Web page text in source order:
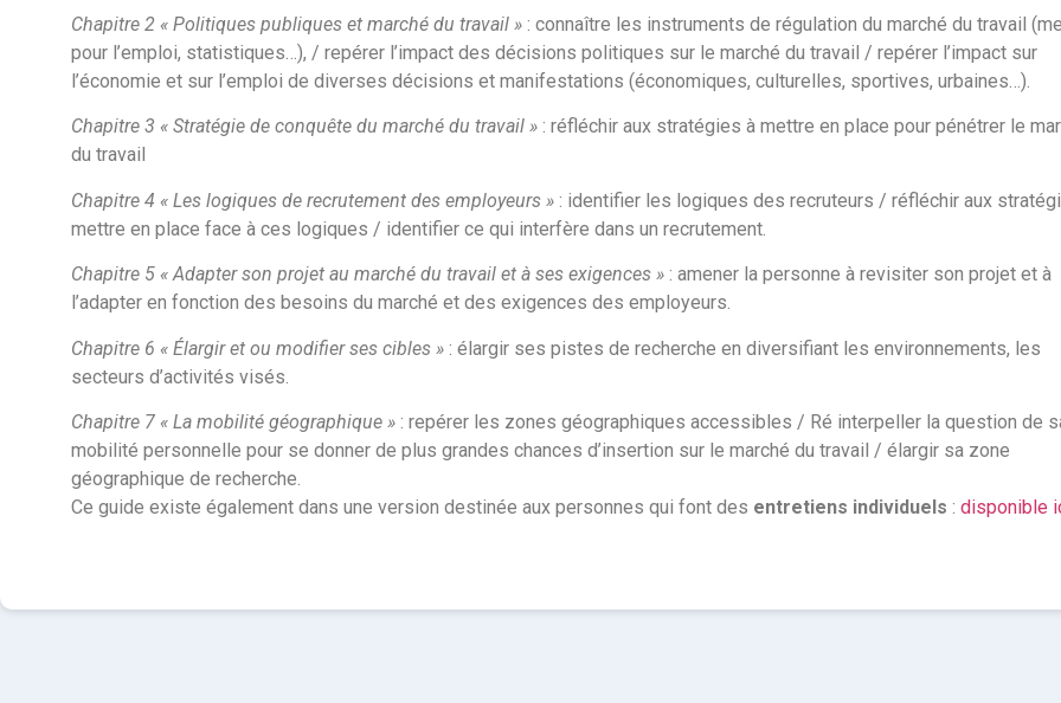
Chapitre 2 « Politiques publiques et marché du travail » : connaître les instruments de régulation du marché du travail
pour l’emploi, statistiques…), / repérer l’impact des décisions politiques sur le marché du travail / repérer l’impact sur
l’économie et sur l’emploi de diverses décisions et manifestations (économiques, culturelles, sportives, urbaines…).
Chapitre 3 « Stratégie de conquête du marché du travail » : réfléchir aux stratégies à mettre en place pour pénétrer le
du travail
Chapitre 4 « Les logiques de recrutement des employeurs » : identifier les logiques des recruteurs / réfléchir aux
mettre en place face à ces logiques / identifier ce qui interfère dans un recrutement.
Chapitre 5 « Adapter son projet au marché du travail et à ses exigences » : amener la personne à revisiter son projet et à
l’adapter en fonction des besoins du marché et des exigences des employeurs.
Chapitre 6 « Élargir et ou modifier ses cibles » : élargir ses pistes de recherche en diversifiant les environnements, les
secteurs d’activités visés.
Chapitre 7 « La mobilité géographique » : repérer les zones géographiques accessibles / Ré interpeller la question de
mobilité personnelle pour se donner de plus grandes chances d’insertion sur le marché du travail / élargir sa zone
géographique de recherche.
Ce guide existe également dans une version destinée aux personnes qui font des entretiens individuels : disponible